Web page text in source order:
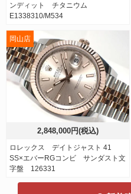
ンディット チタニウム
E1338310/M534
2,848,000円(税込)
ロレックス デイトジャスト 41
SS×エバーRGコンビ サンダスト文
字盤 126331
岡山店